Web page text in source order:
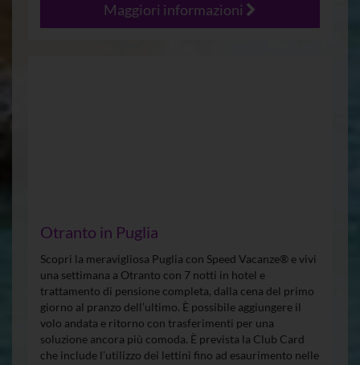
Maggiori informazioni
Otranto in Puglia
Scopri la meravigliosa Puglia con Speed Vacanze® e vivi
una settimana a Otranto con 7 notti in hotel e
trattamento di pensione completa, dalla cena del primo
giorno al pranzo dell’ultimo. È possibile aggiungere il
volo andata e ritorno con trasferimenti per una
soluzione ancora più comoda. È prevista la Club Card
che include l’utilizzo dei lettini fino ad esaurimento nelle